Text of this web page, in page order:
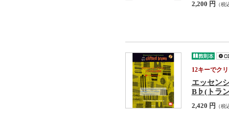
2,200 円 （税
12キーでク
エッセン
B♭(トラ
2,420 円 （税